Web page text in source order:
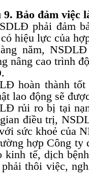
9. Bảo đảm việc
phải đảm
hiệu lực của
năm,
nâng cao trình
hoàn thành
lao động sẽ
rủi ro bị tại
điều trị,
sức khoẻ của
hợp Công ty
kinh tế, dịch
thôi việc,